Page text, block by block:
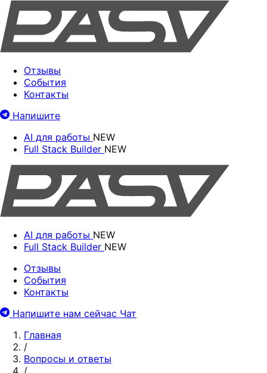
Отзывы
События
Контакты
Напишите
AI для работы NEW
Full Stack Builder NEW
AI для работы NEW
Full Stack Builder NEW
Отзывы
События
Контакты
Напишите нам сейчас Чат
Главная
/
Вопросы и ответы
/